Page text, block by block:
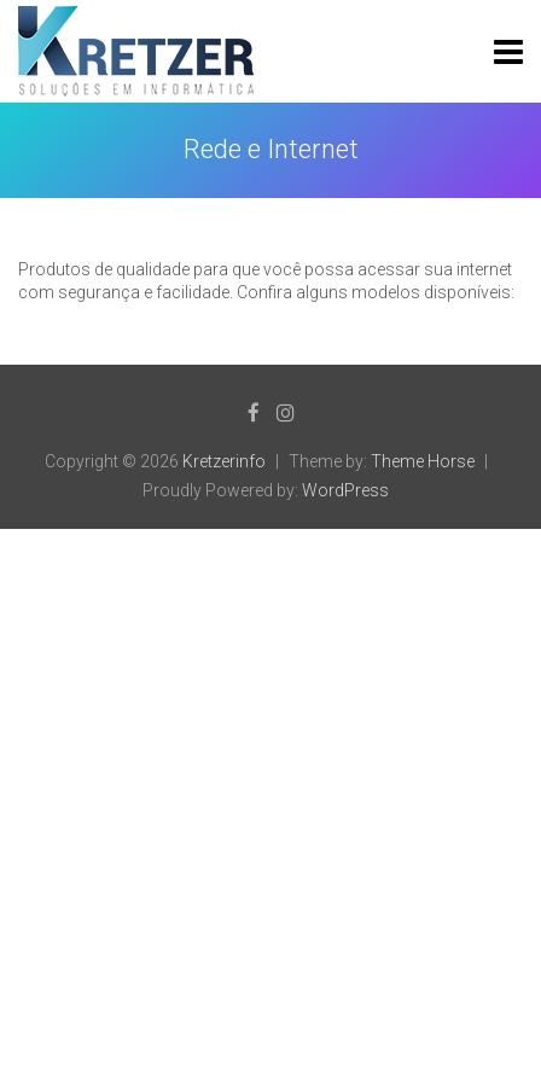
Skip
content
Rede e Internet
Produtos de qualidade para que você possa acessar sua internet
com segurança e facilidade. Confira alguns modelos disponíveis:
Copyright © 2026 Kretzerinfo Theme by: Theme Horse
Proudly Powered by: WordPress